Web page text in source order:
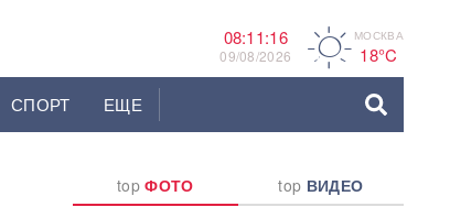
08:11:17
09/08/2026 A МОСКВА
18°C
СПОРТ ЕЩЕ
topФОТО top ВИДЕО